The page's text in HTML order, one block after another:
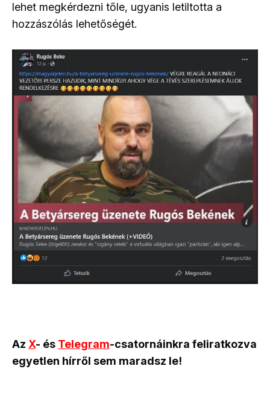
lehet megkérdezni tőle, ugyanis letiltotta a
hozzászólás lehetőségét.
Az X- és Telegram-csatornáinkra feliratkozva
egyetlen hírről sem maradsz le!